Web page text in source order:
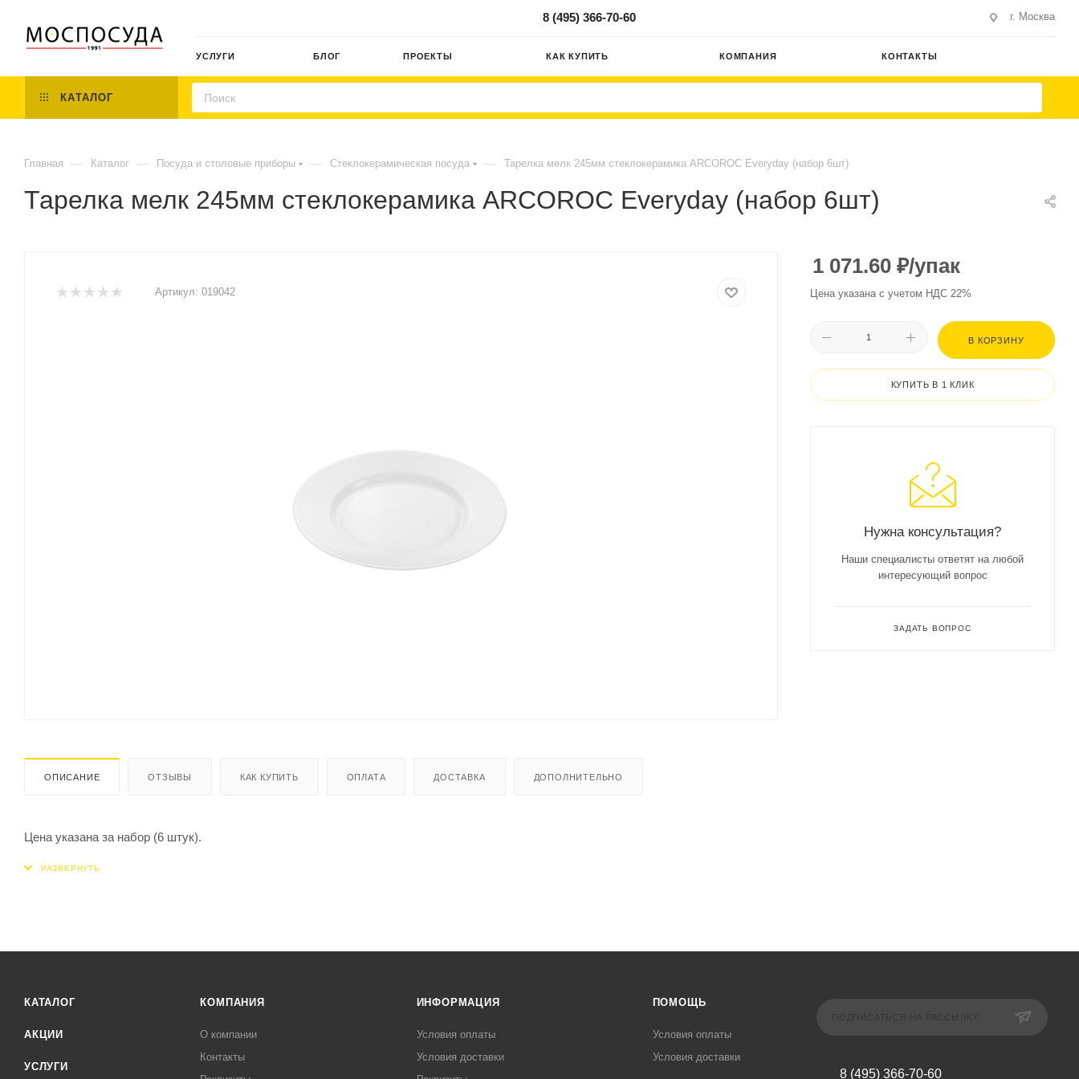
8 (495) 366-70-60 г. Москва
УСЛУГИ БЛОГ ПРОЕКТЫ КАК КУПИТЬ КОМПАНИЯ КОНТАКТЫ
КАТАЛОГ
Главная — Каталог — Посуда и столовые приборы — Стеклокерамическая посуда — Тарелка мелк 245мм стеклокерамика ARCOROC Everyday (набор 6шт)
Тарелка мелк 245мм стеклокерамика ARCOROC Everyday (набор 6шт)
Артикул: 019042
ОПИСАНИЕ ОТЗЫВЫ КАК КУПИТЬ ОПЛАТА ДОСТАВКА ДОПОЛНИТЕЛЬНО
Цена указана за набор (6 штук).
1 071.60 ₽/упак
Цена указана с учетом НДС 22%
В КОРЗИНУ
КУПИТЬ В 1 КЛИК
Нужна консультация?
Наши специалисты ответят на любой
интересующий вопрос
ЗАДАТЬ ВОПРОС
КАТАЛОГ
АКЦИИ
УСЛУГИ
КОМПАНИЯ
О компании
Контакты
ИНФОРМАЦИЯ
Условия оплаты
Условия доставки
ПОМОЩЬ
Условия оплаты
Условия доставки
8 (495) 366-70-60